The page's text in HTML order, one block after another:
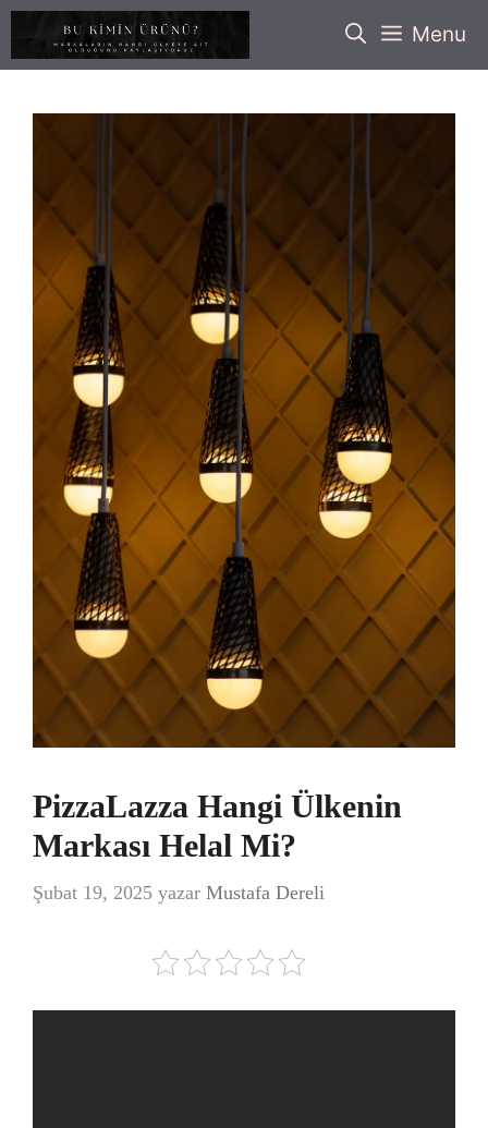
İçeriğe
Menu
PizzaLazza Hangi Ülkenin
Markası Helal Mi?
Şubat 19, 2025 yazar Mustafa Dereli